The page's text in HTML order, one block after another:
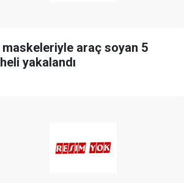
maskeleriyle araç soyan 5
yakalandı